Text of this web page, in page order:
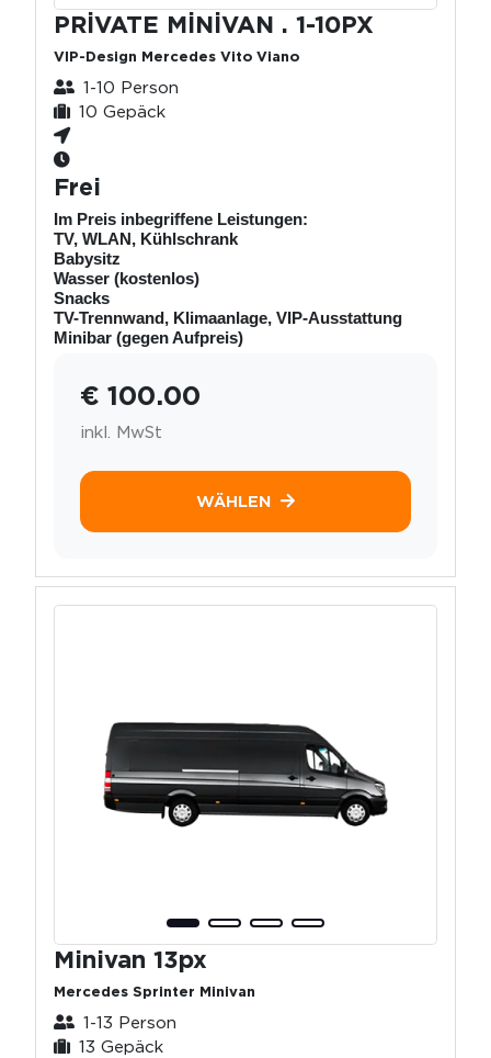
PRİVATE MİNİVAN . 1-10PX
VIP-Design Mercedes Vito Viano
1-10 Person
10 Gepäck
Frei
Im Preis inbegriffene Leistungen:
TV, WLAN, Kühlschrank
Babysitz
Wasser (kostenlos)
Snacks
TV-Trennwand, Klimaanlage, VIP-Ausstattung
Minibar (gegen Aufpreis)
€ 100.00
inkl. MwSt
WÄHLEN
Minivan 13px
Mercedes Sprinter Minivan
1-13 Person
13 Gepäck